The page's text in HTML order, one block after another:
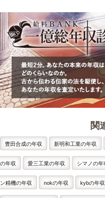
関
豊田合成の年収 新明和工業の年収
の年収 愛三工業の年収 シマノの年
ン精機の年収 nokの年収 kybの年収